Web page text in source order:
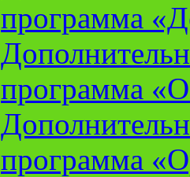
программа
программа
программа